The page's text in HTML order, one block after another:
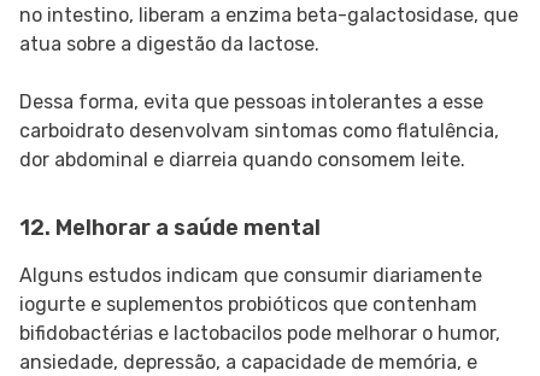
no intestino, liberam a enzima beta-galactosidase, que
atua sobre a digestão da lactose.
Dessa forma, evita que pessoas intolerantes a esse
carboidrato desenvolvam sintomas como flatulência,
dor abdominal e diarreia quando consomem leite.
12. Melhorar a saúde mental
Alguns estudos indicam que consumir diariamente
iogurte e suplementos probióticos que contenham
bifidobactérias e lactobacilos pode melhorar o humor,
ansiedade, depressão, a capacidade de memória, e